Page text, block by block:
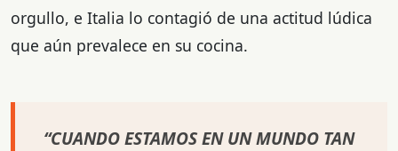
orgullo, e Italia lo contagió de una actitud lúdica
que aún prevalece en su cocina.
“CUANDO ESTAMOS EN UN MUNDO TAN